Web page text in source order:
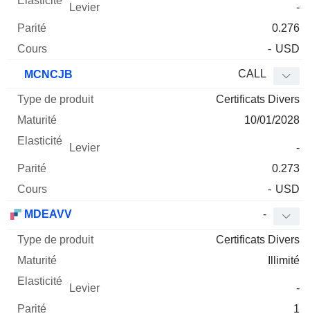
-
0.276
- USD
MCNCJB CALL
Certificats Divers
10/01/2028
-
0.273
- USD
MDEAVV -
Certificats Divers
Illimité
-
1